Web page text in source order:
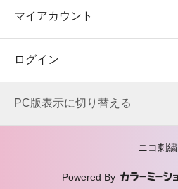
マイアカウント
ログイン
PC版表示に切り替える
ニコ刺繍
Powered By